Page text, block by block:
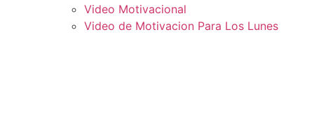
Video Motivacional
Video de Motivacion Para Los Lunes